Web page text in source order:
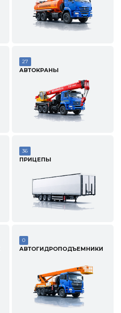
27
АВТОКРАНЫ
36
ПРИЦЕПЫ
0
АВТОГИДРОПОДЪЕМНИКИ